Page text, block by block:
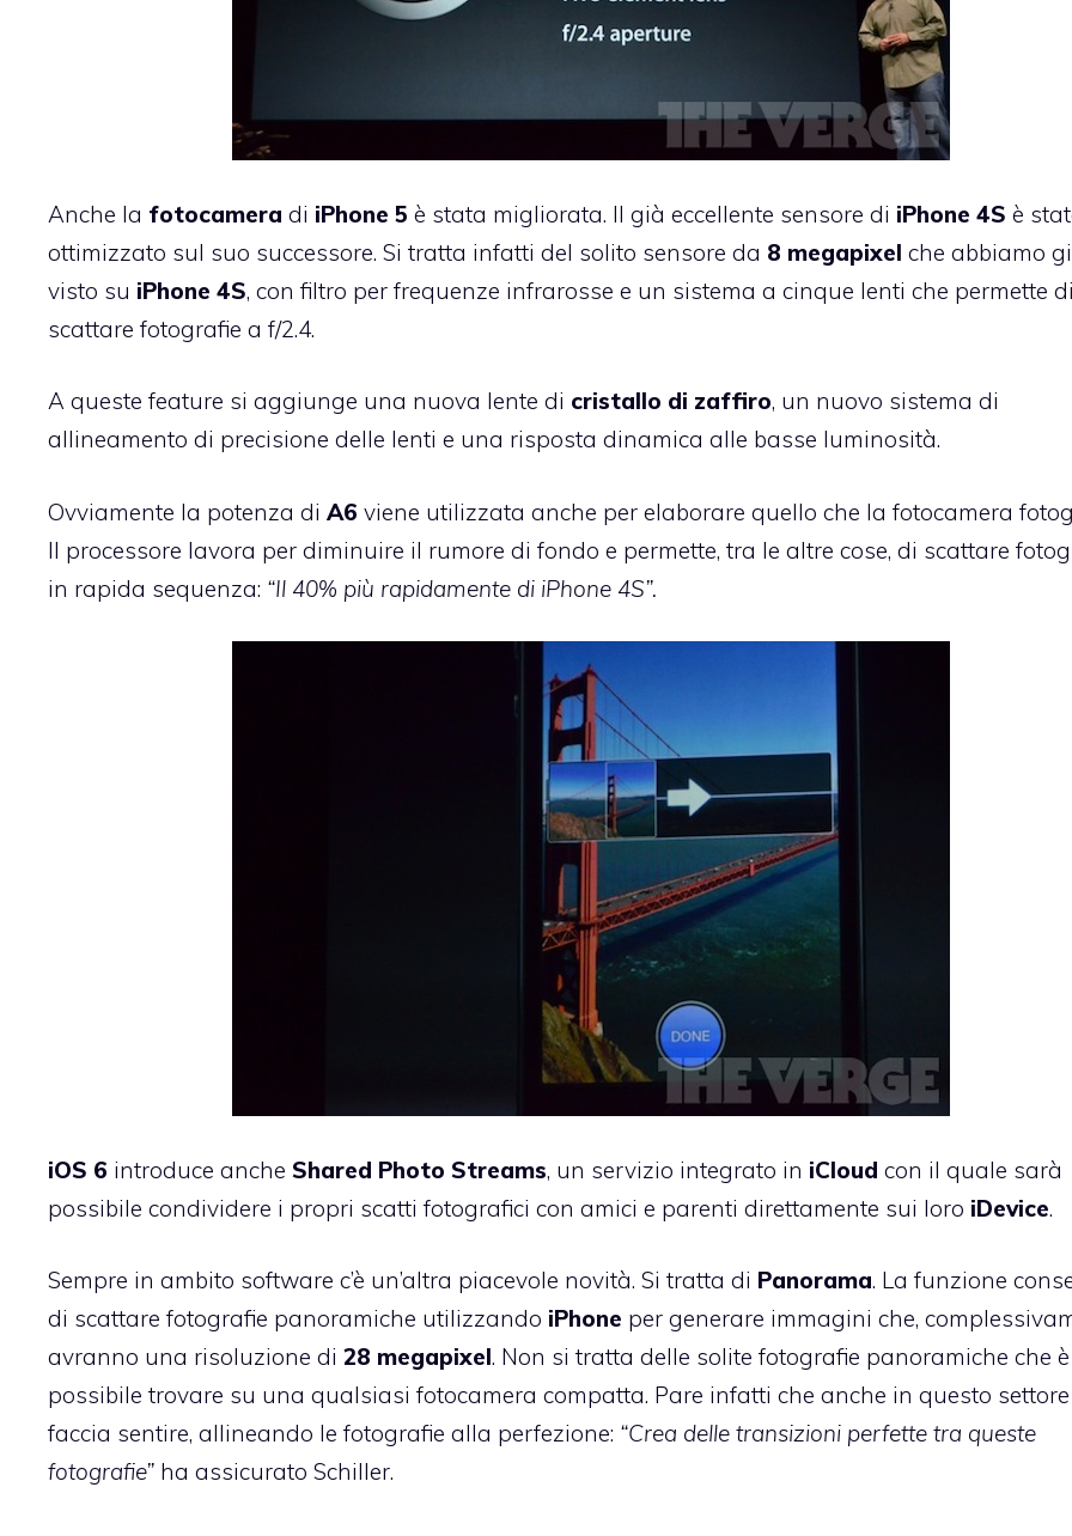
Anche la fotocamera di iPhone 5 è stata migliorata. Il già eccellente sensore di iPhone 4S è
ottimizzato sul suo successore. Si tratta infatti del solito sensore da 8 megapixel che abbiamo
visto su iPhone 4S, con filtro per frequenze infrarosse e un sistema a cinque lenti che permette di
scattare fotografie a f/2.4.
A queste feature si aggiunge una nuova lente di cristallo di zaffiro, un nuovo sistema di
allineamento di precisione delle lenti e una risposta dinamica alle basse luminosità.
Ovviamente la potenza di A6 viene utilizzata anche per elaborare quello che la fotocamera
Il processore lavora per diminuire il rumore di fondo e permette, tra le altre cose, di scattare
in rapida sequenza: “Il 40% più rapidamente di iPhone 4S”.
iOS 6 introduce anche Shared Photo Streams, un servizio integrato in iCloud con il quale sarà
possibile condividere i propri scatti fotografici con amici e parenti direttamente sui loro iDevice.
Sempre in ambito software c’è un’altra piacevole novità. Si tratta di Panorama. La funzione
di scattare fotografie panoramiche utilizzando iPhone per generare immagini che,
avranno una risoluzione di 28 megapixel. Non si tratta delle solite fotografie panoramiche che è
possibile trovare su una qualsiasi fotocamera compatta. Pare infatti che anche in questo settore
faccia sentire, allineando le fotografie alla perfezione: “Crea delle transizioni perfette tra queste
fotografie” ha assicurato Schiller.